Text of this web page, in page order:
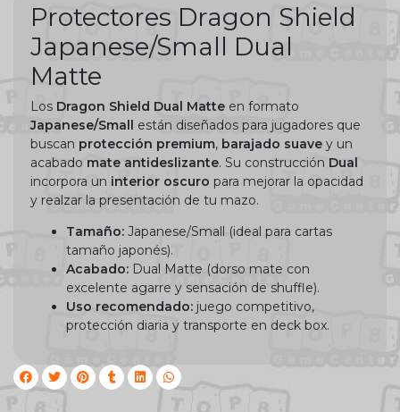
Protectores Dragon Shield
Japanese/Small Dual
Matte
Los Dragon Shield Dual Matte en formato
Japanese/Small están diseñados para jugadores que
buscan protección premium, barajado suave y un
acabado mate antideslizante. Su construcción Dual
incorpora un interior oscuro para mejorar la opacidad
y realzar la presentación de tu mazo.
Tamaño: Japanese/Small (ideal para cartas
tamaño japonés).
Acabado: Dual Matte (dorso mate con
excelente agarre y sensación de shuffle).
Uso recomendado: juego competitivo,
protección diaria y transporte en deck box.